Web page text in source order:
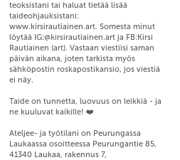
teoksistani tai haluat tietää lisää
taideohjauksistani:
www.kirsirautiainen.art. Somesta minut
löytää IG:@kirsirautiainen.art ja FB:Kirsi
Rautiainen (art). Vastaan viestiisi saman
päivän aikana, joten tarkista myös
sähköpostin roskapostikansio, jos viestiä
ei näy.
Taide on tunnetta, luovuus on leikkiä - ja
ne kuuluvat kaikille! ❤️
Ateljee- ja työtilani on Peurungassa
Laukaassa osoitteessa Peurungantie 85,
41340 Laukaa, rakennus 7,